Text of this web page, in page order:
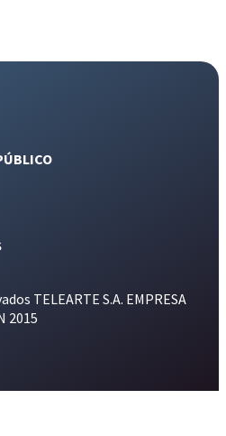
TELEARTE S.A. EMPRESA
2015